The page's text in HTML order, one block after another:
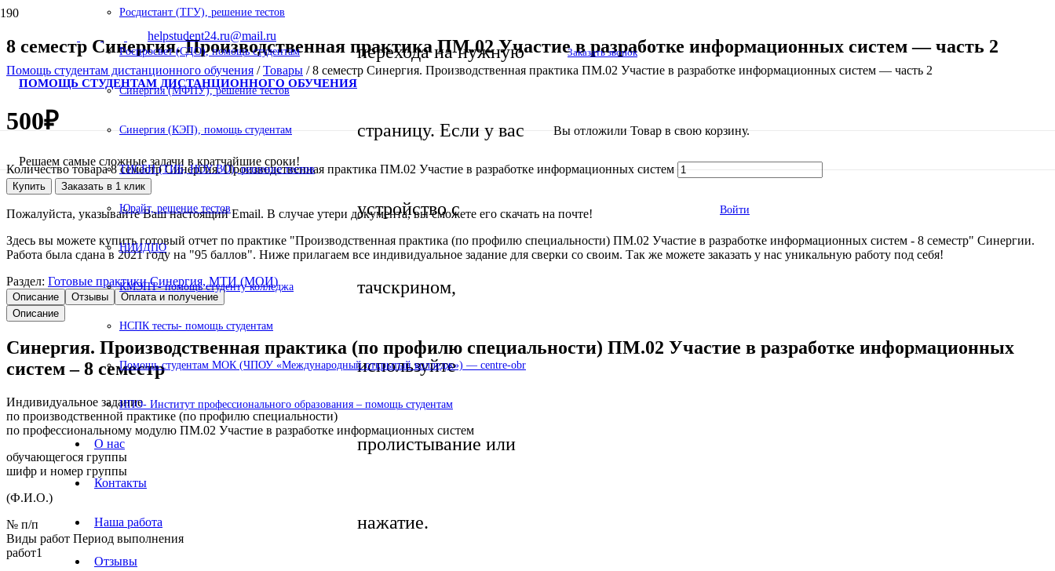
helpstudent24.ru@mail.ru
ПОМОЩЬ СТУДЕНТАМ ДИСТАНЦИОННОГО ОБУЧЕНИЯ
Решаем самые сложные задачи в кратчайшие сроки!
перехода на нужную
страницу. Если у вас
устройство с
тачскрином,
используйте
пролистывание или
нажатие.
Заказать звонок
Вы отложили Товар в свою корзину.
Войти
Росдистант (ТГУ), решение тестов
Роспросвет (СДО), помощь студентам
Синергия (МФПУ), решение тестов
Синергия (КЭП), помощь студентам
ТИСБИ (ТИБ, НОУ ВО), решение тестов
Юрайт, решение тестов
НИИДПО
КМЭПТ- помощь студенту колледжа
НСПК тесты- помощь студентам
Помощь студентам МОК (ЧПОУ «Международный открытый колледж») — centre-obr
ИПО- Институт профессионального образования – помощь студентам
О нас
Контакты
Наша работа
Отзывы
8 семестр Синергия. Производственная практика ПМ.02 Участие в разработке информационных систем — часть 2
Помощь студентам дистанционного обучения /Товары /8 семестр Синергия. Производственная практика ПМ.02 Участие в разработке информационных систем — часть 2
500₽
Количество товара 8 семестр Синергия. Производственная практика ПМ.02 Участие в разработке информационных систем
Купить Заказать в 1 клик
Пожалуйста, указывайте Ваш настоящий Email. В случае утери документа, вы сможете его скачать на почте!
Здесь вы можете купить готовый отчет по практике "Производственная практика (по профилю специальности) ПМ.02 Участие в разработке информационных систем - 8 семестр" Синергии.
Работа была сдана в 2021 году на "95 баллов". Ниже прилагаем все индивидуальное задание для сверки со своим. Так же можете заказать у нас уникальную работу под себя!
Раздел: Готовые практики Синергия, МТИ (МОИ)
Описание Отзывы
Оплата и получение
Описание
Синергия. Производственная практика (по профилю специальности) ПМ.02 Участие в разработке информационных
систем – 8 семестр
Индивидуальное задание
по производственной практике (по профилю специальности)
по профессиональному модулю ПМ.02 Участие в разработке информационных систем
обучающегося группы
шифр и номер группы
(Ф.И.О.)
№ п/п
Виды работ Период выполнения
работ1